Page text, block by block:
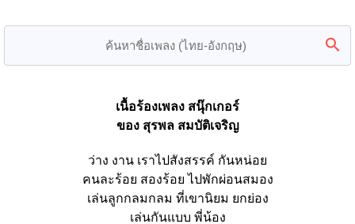
เนื้อร้องเพลง สนุ๊กเกอร์
ของ สุรพล สมบัติเจริญ
ว่าง งาน เราไปสังสรรค์ กันหน่อย
คนละร้อย สองร้อย ไปพักผ่อนสมอง
เล่นลูกกลมกลม ที่เขานิยม ยกย่อง
เล่นกันแบบ พี่น้อง